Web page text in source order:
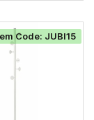
Code: JUBI15